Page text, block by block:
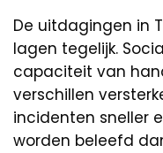
De uitdagingen in
lagen tegelijk.
capaciteit van
verschillen
incidenten sneller
worden beleefd